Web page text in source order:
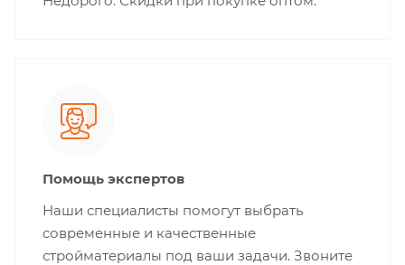
Помощь экспертов
Наши специалисты помогут выбрать
современные и качественные
стройматериалы под ваши задачи. Звоните